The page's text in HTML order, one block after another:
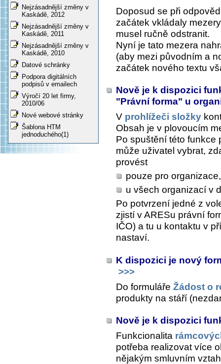
Nejzásadnější změny v
Kaskádě, 2012
Nejzásadnější změny v
Kaskádě, 2011
Nejzásadnější změny v
Kaskádě, 2010
Datové schránky
Podpora digitálních
podpisů v emailech
Výročí 20 let firmy,
2010/06
Nové webové stránky
Šablona HTM
jednoduchého(1)
Doposud se při
začátek vkládaly
musel ručně odstranit.
Nyní je tato mezera
(aby mezi původním a
začátek nového textu
Nově je k dispozici
"Právní forma" u
V prohlížeči složky
Obsah je v plovoucím
Po spuštění této funkce
může uživatel vybrat,
provést
pouze pro
u všech organizací v
Po potvrzení jedné z
zjistí v ARESu právní
IČO) a tu u kontaktu v
nastaví.
K dispozici je nový
>>>
Do formuláře Žádost o
produkty na stáří
Nově je k dispozici
Funkcionalita
potřeba realizovat více
nějakým smluvním